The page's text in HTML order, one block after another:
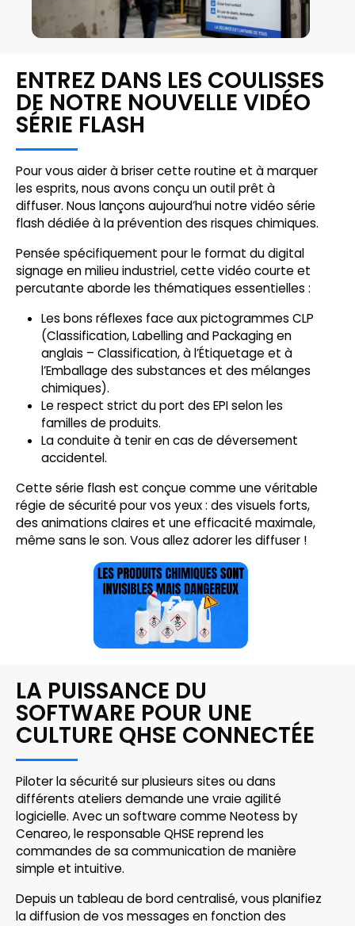
ENTREZ DANS LES COULISSES
DE NOTRE NOUVELLE VIDÉO
SÉRIE FLASH
Pour vous aider à briser cette routine et à marquer
les esprits, nous avons conçu un outil prêt à
diffuser. Nous lançons aujourd’hui notre vidéo série
flash dédiée à la prévention des risques chimiques.
Pensée spécifiquement pour le format du digital
signage en milieu industriel, cette vidéo courte et
percutante aborde les thématiques essentielles :
Les bons réflexes face aux pictogrammes CLP
(Classification, Labelling and Packaging en
anglais – Classification, à l’Étiquetage et à
l’Emballage des substances et des mélanges
chimiques).
Le respect strict du port des EPI selon les
familles de produits.
La conduite à tenir en cas de déversement
accidentel.
Cette série flash est conçue comme une véritable
régie de sécurité pour vos yeux : des visuels forts,
des animations claires et une efficacité maximale,
même sans le son. Vous allez adorer les diffuser !
LA PUISSANCE DU
SOFTWARE POUR UNE
CULTURE QHSE CONNECTÉE
Piloter la sécurité sur plusieurs sites ou dans
différents ateliers demande une vraie agilité
logicielle. Avec un software comme Neotess by
Cenareo, le responsable QHSE reprend les
commandes de sa communication de manière
simple et intuitive.
Depuis un tableau de bord centralisé, vous planifiez
la diffusion de vos messages en fonction des